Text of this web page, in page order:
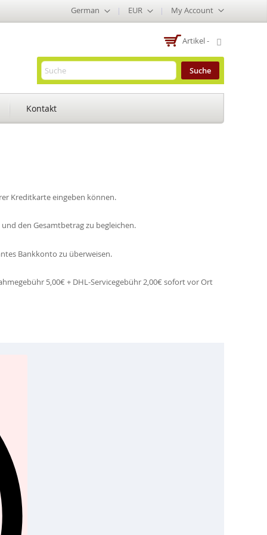
My Account
Währung
:
EUR
Sprache
:
German
Artikel --
Suche
Kontakt
Kreditkarte eingeben können.
den Gesamtbetrag zu begleichen.
Bankkonto zu überweisen.
5,00€ + DHL-Servicegebühr 2,00€ sofort vor Ort